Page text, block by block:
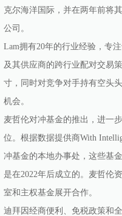
克尔海洋国际，并在两年前将
公司。
Lam拥有20年的行业经验，专
及其供应商的跨行业配对交易
寸，同时对竞争对手持有空头
机会。
麦哲伦对冲基金的推出，进一
位。根据数据提供商With
冲基金的本地办事处，这些基
是在2022年后成立的。麦哲伦
室和主权基金展开合作。
迪拜因经商便利、免税政策和